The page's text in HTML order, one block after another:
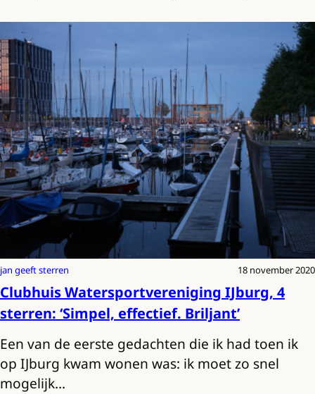
jan geeft sterren 18 november 2020
Clubhuis Watersportvereniging IJburg, 4
sterren: ‘Simpel, effectief. Briljant’
Een van de eerste gedachten die ik had toen ik
op IJburg kwam wonen was: ik moet zo snel
mogelijk…